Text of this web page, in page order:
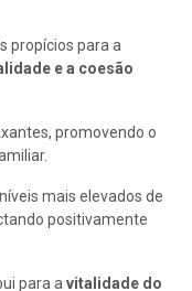
propícios para a
e a coesão
promovendo o
mais elevados de
positivamente
para a vitalidade do